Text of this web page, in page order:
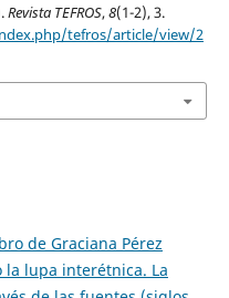
Revista TEFROS,8(1-2), 3.
tefros/article/view/2
de Graciana Pérez
la lupa interétnica. La